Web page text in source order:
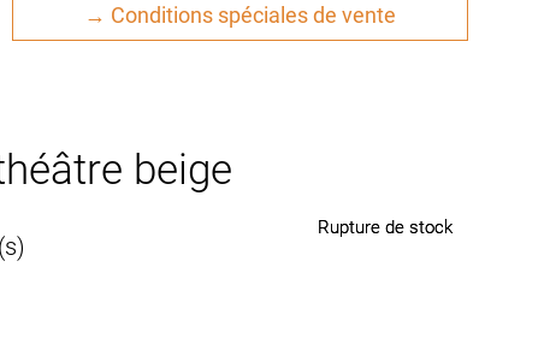
→ Conditions spéciales de vente
beige
Rupture de stock
Rupture de stock